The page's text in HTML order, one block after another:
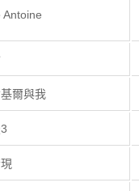
Antoine
爾與我